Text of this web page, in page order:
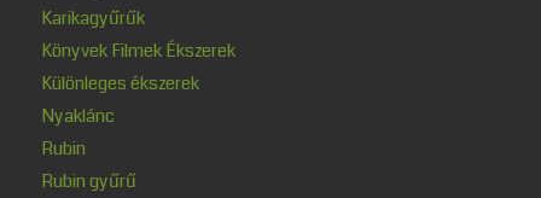
Karikagyűrűk
Könyvek Filmek Ékszerek
Különleges ékszerek
Nyaklánc
Rubin
Rubin gyűrű